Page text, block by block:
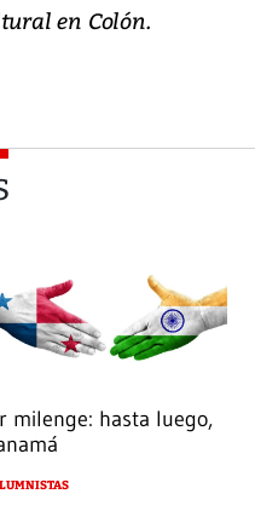
en Colón.
milenge: hasta luego,